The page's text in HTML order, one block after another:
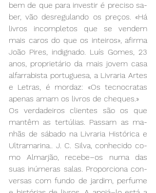
bem de que pa­ra in­ves­tir é pre­ci­so sa­
ber, vão des­re­gu­lan­do os pre­ços. «Há
li­vros in­com­ple­tos que se ven­dem
mais ca­ros do que os in­tei­ros», afir­ma
João Pi­res, in­dig­na­do. Luís Go­mes, 23
anos, pro­prie­tá­rio da mais jo­vem ca­sa
al­far­ra­bis­ta por­tu­gue­sa, a Li­vra­ria Ar­tes
e Le­tras, é mor­daz: «Os tec­no­cra­tas
ape­nas amam os li­vros de che­ques.»
Os ver­da­dei­ros clien­tes são os que
man­têm as ter­tú­lias. Pas­sam as ma­
nhãs de sá­ba­do na Li­vra­ria His­tó­ri­ca e
Ul­tra­ma­ri­na.. J. C. Sil­va, co­nhe­ci­do co­
mo Al­mar­jão, re­ce­be­–os nu­ma das
suas inú­me­ras sa­las. Pro­por­cio­na con­
ver­sas com fun­do de jar­dim, per­fu­me